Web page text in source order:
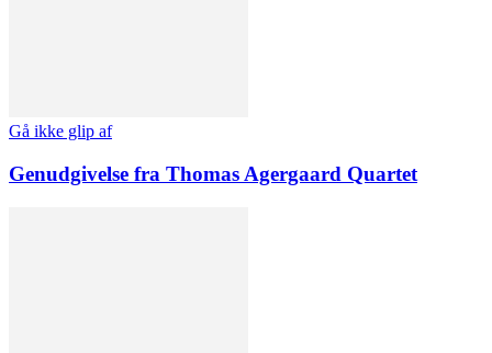
Gå ikke glip af
Genudgivelse fra Thomas Agergaard Quartet